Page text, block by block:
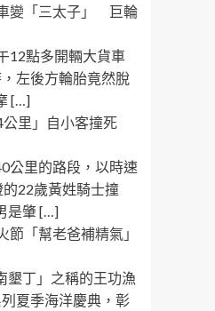
變「三太子」 巨輪
12點多開輛大貨車
左後方輪胎竟然脫
[…]
公里」自小客撞死
公里的路段，以時速
22歲黃姓騎士撞
是肇 […]
「幫老爸補精氣」
墾丁」之稱的王功漁
夏季海洋慶典，彰